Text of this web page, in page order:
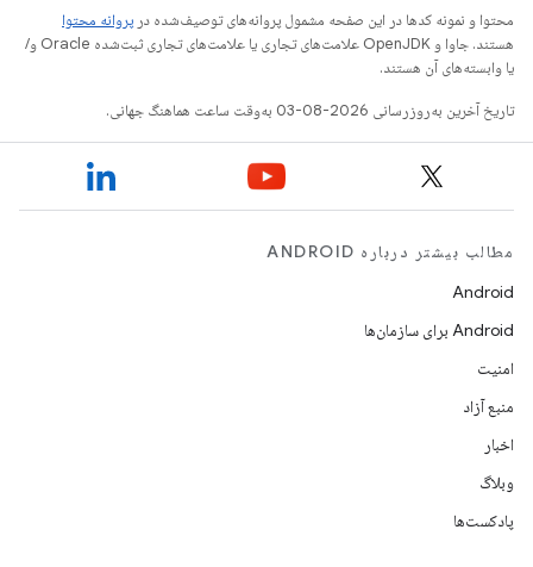
محتوا و نمونه کدها در این صفحه مشمول پروانه‌های توصیف‌شده در پروانه محتوا
هستند. جاوا و OpenJDK علامت‌های تجاری یا علامت‌های تجاری ثبت‌شده Oracle و/
یا وابسته‌های آن هستند.
تاریخ آخرین به‌روزرسانی 2026-08-03 به‌وقت ساعت هماهنگ جهانی.
مطالب بیشتر درباره ANDROID
Android
Android برای سازمان‌ها
امنیت
منبع آزاد
اخبار
وبلاگ
پادکست‌ها